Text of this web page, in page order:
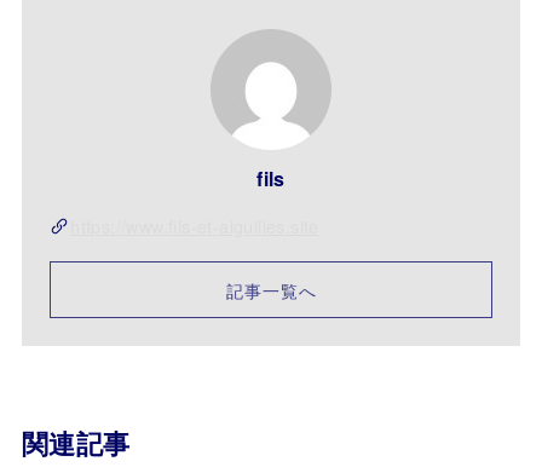
fils
記事一覧へ
関連記事